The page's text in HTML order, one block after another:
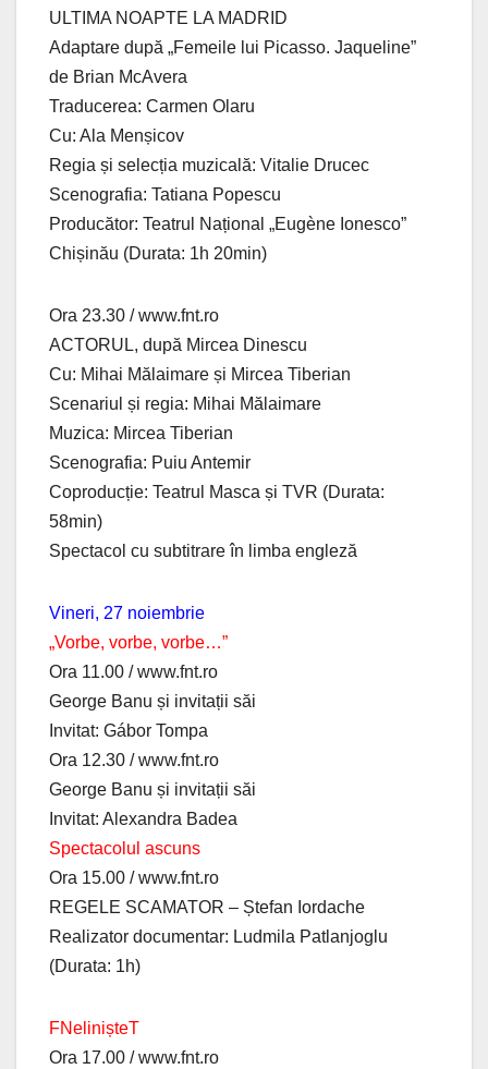
ULTIMA NOAPTE LA MADRID
Adaptare după „Femeile lui Picasso. Jaqueline”
de Brian McAvera
Traducerea: Carmen Olaru
Cu: Ala Menșicov
Regia și selecția muzicală: Vitalie Drucec
Scenografia: Tatiana Popescu
Producător: Teatrul Național „Eugène Ionesco”
Chișinău (Durata: 1h 20min)
Ora 23.30 / www.fnt.ro
ACTORUL, după Mircea Dinescu
Cu: Mihai Mălaimare și Mircea Tiberian
Scenariul și regia: Mihai Mălaimare
Muzica: Mircea Tiberian
Scenografia: Puiu Antemir
Coproducție: Teatrul Masca și TVR (Durata:
58min)
Spectacol cu subtitrare în limba engleză
Vineri, 27 noiembrie
„Vorbe, vorbe, vorbe…”
Ora 11.00 / www.fnt.ro
George Banu și invitații săi
Invitat: Gábor Tompa
Ora 12.30 / www.fnt.ro
George Banu și invitații săi
Invitat: Alexandra Badea
Spectacolul ascuns
Ora 15.00 / www.fnt.ro
REGELE SCAMATOR – Ștefan Iordache
Realizator documentar: Ludmila Patlanjoglu
(Durata: 1h)
FNelinișteT
Ora 17.00 / www.fnt.ro